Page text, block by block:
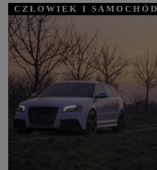
CZŁOWIEK I SAMOCHÓD